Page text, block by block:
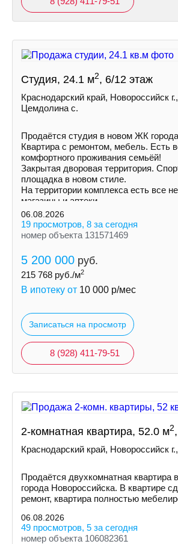
Студия, 24.1 м2, 6/12 этаж
Краснодарский край, Новороссийск
Цемдолина с.
Продаётся студия в новом ЖК
Квартира с ремонтом, мебель. Есть
комфортного проживания семьёй!
Закрытая дворовая территория.
площадка в новом стиле.
На территории комплекса есть все
магазины и аптеки.
06.08.2026
19 просмотров, 8 за сегодня
номер объекта 131571469
5 200 000 руб.
215 768 руб./м2
В ипотеку от 10 000 р/мес
Записаться на просмотр
8 (928) 411-79-51
2-комнатная квартира, 52.0 м2
Краснодарский край, Новороссийск
Продаётся двухкомнатная квартира
города Новороссийска. В квартире
ремонт, квартира полностью
06.08.2026
49 просмотров, 5 за сегодня
номер объекта 106082361